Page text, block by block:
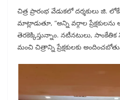
చిత్ర ప్రారంభ వేడుకలో దర్శకులు
మాట్లాడుతూ, “అన్ని వర్గాల
తెరకెక్కిస్తున్నాం. నటీనటులు,
మంచి చిత్రాన్ని ప్రేక్షకులకు